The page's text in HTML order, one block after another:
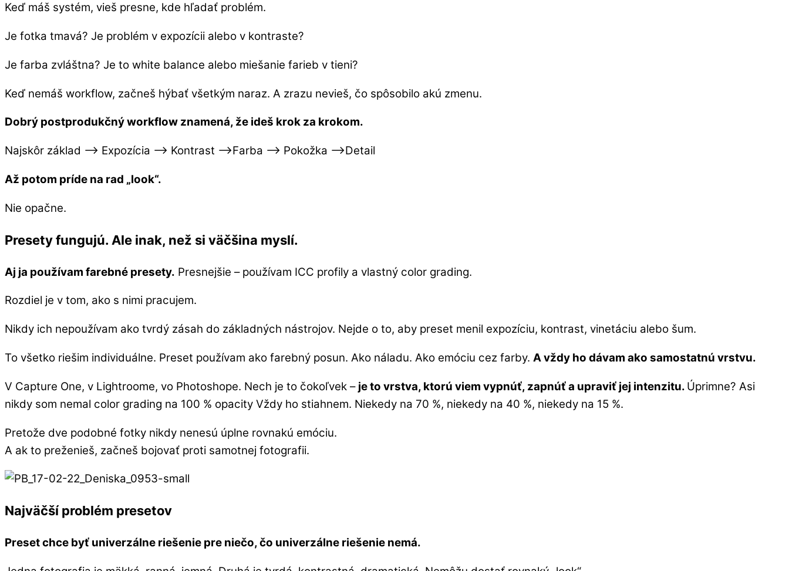
Keď máš systém, vieš presne, kde hľadať problém.
Je fotka tmavá? Je problém v expozícii alebo v kontraste?
Je farba zvláštna? Je to white balance alebo miešanie farieb v tieni?
Keď nemáš workflow, začneš hýbať všetkým naraz. A zrazu nevieš, čo spôsobilo akú zmenu.
Dobrý postprodukčný workflow znamená, že ideš krok za krokom.
Najskôr základ –> Expozícia –> Kontrast –>Farba –> Pokožka –>Detail
Až potom príde na rad „look“.
Nie opačne.
Presety fungujú. Ale inak, než si väčšina myslí.
Aj ja používam farebné presety. Presnejšie – používam ICC profily a vlastný color grading.
Rozdiel je v tom, ako s nimi pracujem.
Nikdy ich nepoužívam ako tvrdý zásah do základných nástrojov. Nejde o to, aby preset menil expozíciu, kontrast, vinetáciu alebo šum.
To všetko riešim individuálne. Preset používam ako farebný posun. Ako náladu. Ako emóciu cez farby. A vždy ho dávam ako samostatnú vrstvu.
V Capture One, v Lightroome, vo Photoshope. Nech je to čokoľvek – je to vrstva, ktorú viem vypnúť, zapnúť a upraviť jej intenzitu. Úprimne? Asi
nikdy som nemal color grading na 100 % opacity Vždy ho stiahnem. Niekedy na 70 %, niekedy na 40 %, niekedy na 15 %.
Pretože dve podobné fotky nikdy nenesú úplne rovnakú emóciu.
A ak to preženieš, začneš bojovať proti samotnej fotografii.
Najväčší problém presetov
Preset chce byť univerzálne riešenie pre niečo, čo univerzálne riešenie nemá.